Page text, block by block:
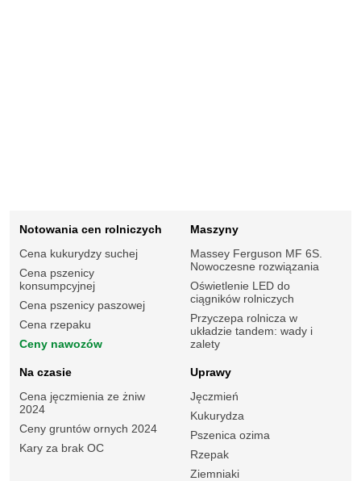
Notowania cen rolniczych
Cena kukurydzy suchej
Cena pszenicy
konsumpcyjnej
Cena pszenicy paszowej
Cena rzepaku
Ceny nawozów
Maszyny
Massey Ferguson MF 6S.
Nowoczesne rozwiązania
Oświetlenie LED do
ciągników rolniczych
Przyczepa rolnicza w
układzie tandem: wady i
zalety
Na czasie
Cena jęczmienia ze żniw
2024
Ceny gruntów ornych 2024
Kary za brak OC
Uprawy
Jęczmień
Kukurydza
Pszenica ozima
Rzepak
Ziemniaki